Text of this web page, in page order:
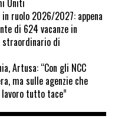
Uniti
ruolo 2026/2027: appena
di 624 vacanze in
straordinario di
Artusa: “Con gli NCC
ma sulle agenzie che
tutto tace”